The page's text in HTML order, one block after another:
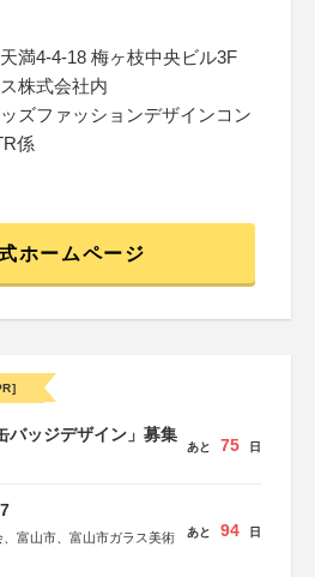
満4-4-18 梅ヶ枝中央ビル3F
株式会社内
ズファッションデザインコン
係
ホームページ
バッジデザイン」募集
あと 75 日
富山市、富山市ガラス美術
あと 94 日